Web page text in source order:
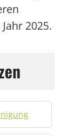
2025.